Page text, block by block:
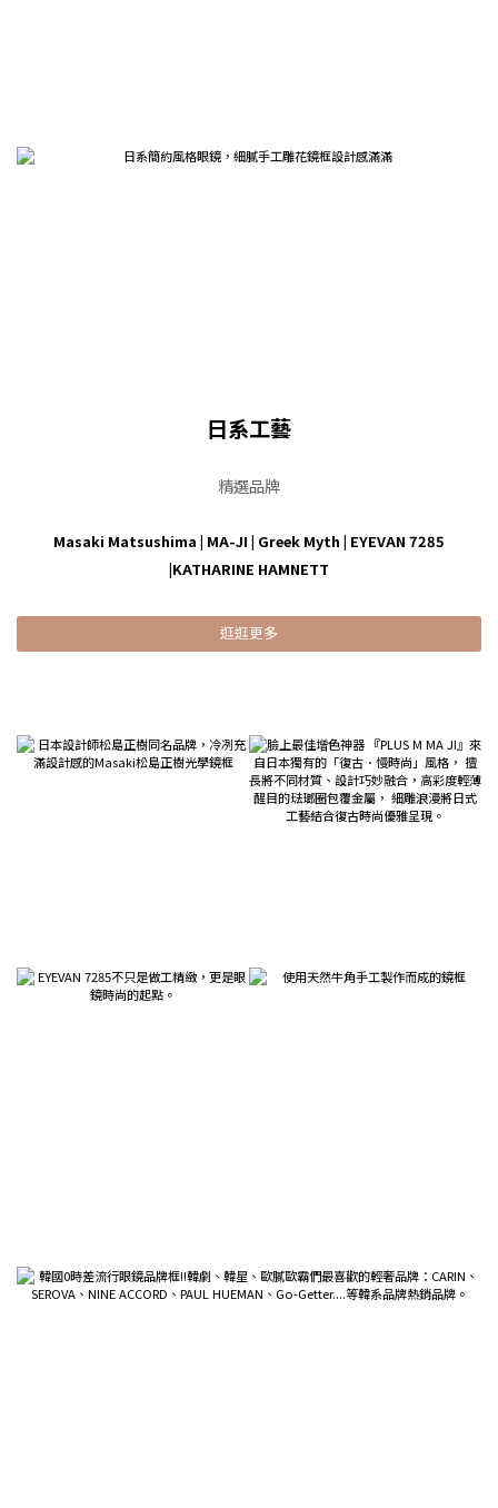
日系工藝
精選品牌
Masaki Matsushima | MA-JI | Greek Myth | EYEVAN 7285
|KATHARINE HAMNETT
逛逛更多